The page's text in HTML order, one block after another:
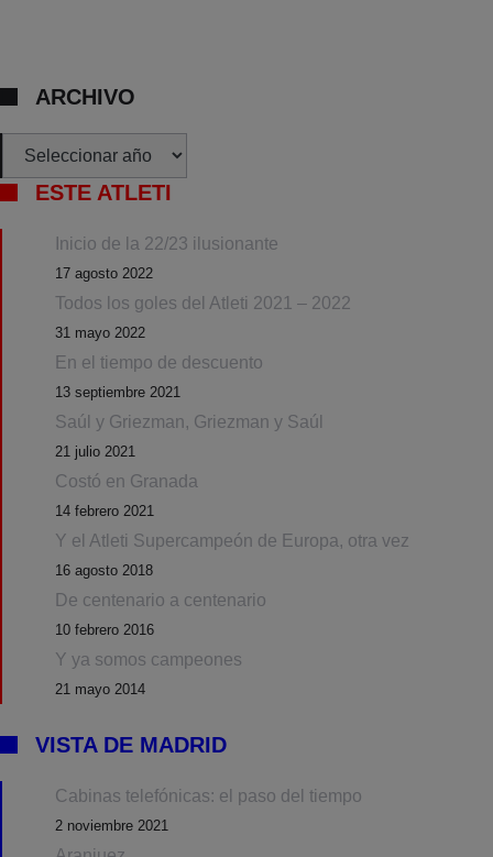
ARCHIVO
Archivos
ESTE ATLETI
Inicio de la 22/23 ilusionante
17 agosto 2022
Todos los goles del Atleti 2021 – 2022
31 mayo 2022
En el tiempo de descuento
13 septiembre 2021
Saúl y Griezman, Griezman y Saúl
21 julio 2021
Costó en Granada
14 febrero 2021
Y el Atleti Supercampeón de Europa, otra vez
16 agosto 2018
De centenario a centenario
10 febrero 2016
Y ya somos campeones
21 mayo 2014
VISTA DE MADRID
Cabinas telefónicas: el paso del tiempo
2 noviembre 2021